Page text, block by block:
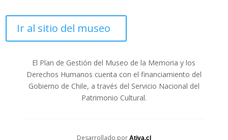
Ir al sitio del museo
El Plan de Gestión del Museo de la Memoria y los
Derechos Humanos cuenta con el financiamiento del
Gobierno de Chile, a través del Servicio Nacional del
Patrimonio Cultural.
Desarrollado por Ativa.cl